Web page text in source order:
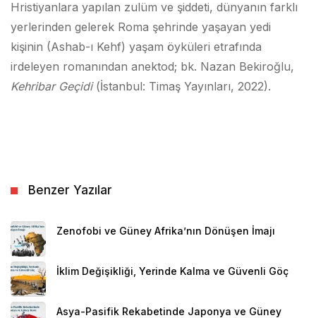
Hristiyanlara yapılan zulüm ve şiddeti, dünyanın farklı
yerlerinden gelerek Roma şehrinde yaşayan yedi
kişinin (Ashab-ı Kehf) yaşam öyküleri etrafında
irdeleyen romanından anektod; bk. Nazan Bekiroğlu,
Kehribar Geçidi(İstanbul: Timaş Yayınları, 2022).
Benzer Yazılar
Zenofobi ve Güney Afrika’nın Dönüşen İmajı
İklim Değişikliği, Yerinde Kalma ve Güvenli Göç
Asya-Pasifik Rekabetinde Japonya ve Güney